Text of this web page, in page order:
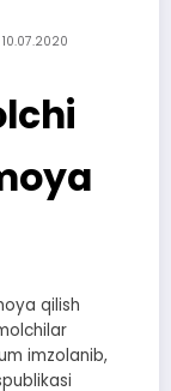
10.07.2020
qilish
imzolanib,